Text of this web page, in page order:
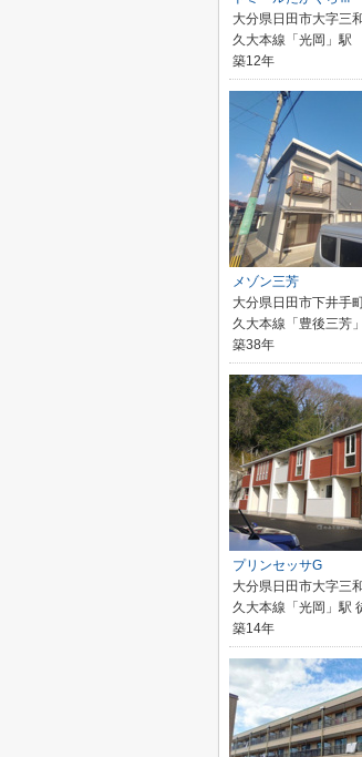
大分県日田市大字三
久大本線「光岡」駅
築12年
メゾン三芳
大分県日田市下井手
久大本線「豊後三芳
築38年
プリンセッサG
大分県日田市大字三
久大本線「光岡」駅
築14年